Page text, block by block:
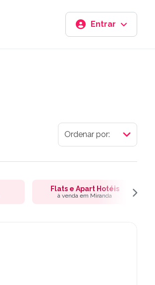
Entrar
Flats e Apart Hotéis
à venda em Miranda